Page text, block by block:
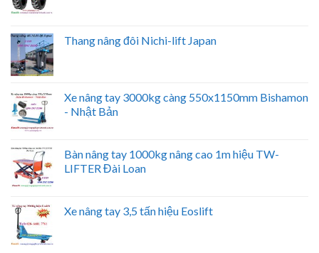
Thang nâng đôi Nichi-lift Japan
Xe nâng tay 3000kg càng 550x1150mm Bishamon
- Nhật Bản
Bàn nâng tay 1000kg nâng cao 1m hiệu TW-
LIFTER Đài Loan
Xe nâng tay 3,5 tấn hiệu Eoslift